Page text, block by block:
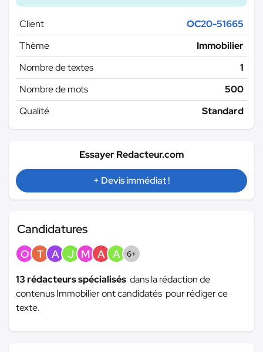
Client
OC20-51665
Thème
Immobilier
Nombre de textes
1
Nombre de mots
500
Qualité
Standard
Essayer Redacteur.com
+ Devis immédiat !
Candidatures
O T A J M A A 6+
13 rédacteurs spécialisés dans la rédaction de
contenus Immobilier ont candidatés pour rédiger ce
texte.